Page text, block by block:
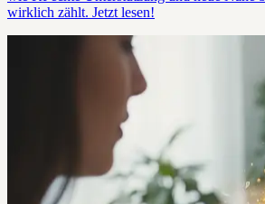
wirklich zählt. Jetzt lesen!